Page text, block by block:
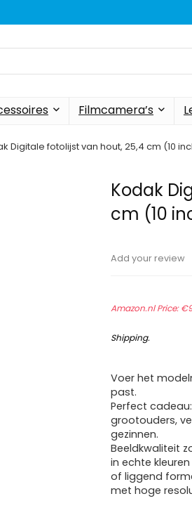
Filmcamera’s
Digitale fotolijst van hout, 25,4 cm (10
Kodak
cm (10
Add your review
Amazon.nl Price:€
Shipping.
Voer het
past.
Perfect
grootouders,
gezinnen.
Beeldkwaliteit
in echte
of liggend
met hoge